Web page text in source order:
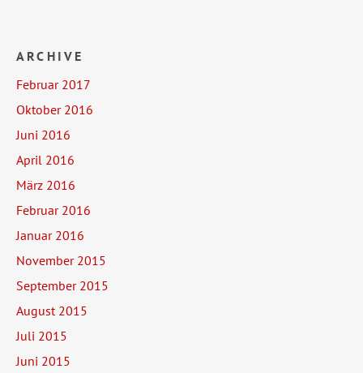
ARCHIVE
Februar 2017
Oktober 2016
Juni 2016
April 2016
März 2016
Februar 2016
Januar 2016
November 2015
September 2015
August 2015
Juli 2015
Juni 2015